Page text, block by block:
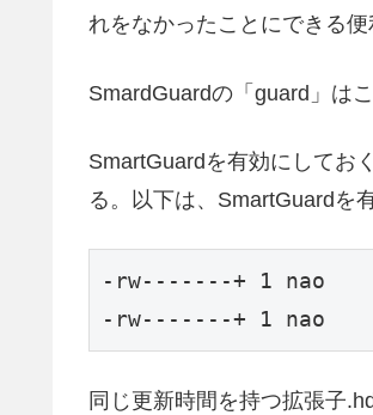
れをなかったことにできる便
SmardGuardの「guard」は
SmartGuardを有効にしてお
る。以下は、SmartGuardを
-rw-------+ 1 nao
-rw-------+ 1 nao
同じ更新時間を持つ拡張子